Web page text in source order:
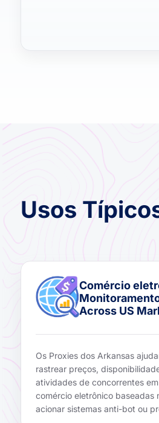
Usos
Comércio
Across US
Os Proxies dos Arkansas
rastrear preços,
atividades de concorrentes
comércio eletrônico baseadas
acionar sistemas anti-bot ou